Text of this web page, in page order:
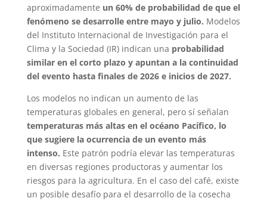
aproximadamente un 60% de probabilidad de que el
fenómeno se desarrolle entre mayo y julio. Modelos
del Instituto Internacional de Investigación para el
Clima y la Sociedad (IR) indican una probabilidad
similar en el corto plazo y apuntan a la continuidad
del evento hasta finales de 2026 e inicios de 2027.
Los modelos no indican un aumento de las
temperaturas globales en general, pero sí señalan
temperaturas más altas en el océano Pacífico, lo
que sugiere la ocurrencia de un evento más
intenso. Este patrón podría elevar las temperaturas
en diversas regiones productoras y aumentar los
riesgos para la agricultura. En el caso del café, existe
un posible desafío para el desarrollo de la cosecha